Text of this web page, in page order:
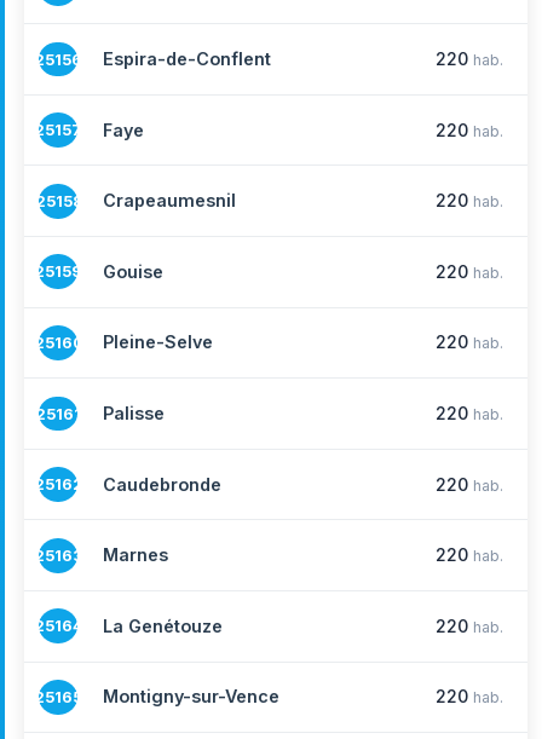
25156 Espira-de-Conflent 220 hab.
25157 Faye 220 hab.
25158 Crapeaumesnil 220 hab.
25159 Gouise 220 hab.
25160 Pleine-Selve 220 hab.
25161 Palisse 220 hab.
25162 Caudebronde 220 hab.
25163 Marnes 220 hab.
25164 La Genétouze 220 hab.
25165 Montigny-sur-Vence 220 hab.